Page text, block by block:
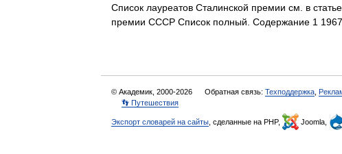
Список лауреатов Сталинской премии см. в
премии СССР Список полный. Содержание 1
© Академик, 2000-2026 Обратная связь: Техподдержка
👣 Путешествия
Экспорт словарей на сайты , сделанные на PHP, Joomla,